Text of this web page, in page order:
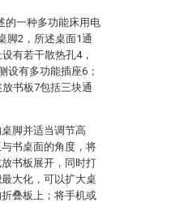
的一种多功能床用电
脚2，所述桌面1通
有若干散热孔4，
设有多功能插座6；
书板7包括三块通
脚并适当调节高
书桌面的角度，将
书板展开，同时打
大化，可以扩大桌
叠板上；将手机或